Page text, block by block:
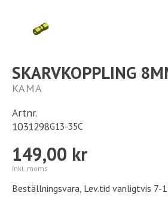
SKARVKOPPLING
KAMA
Artnr.
1031298G13-35C
149,00 kr
Inkl. moms
Beställningsvara, Lev.tid vanligtvis 7-